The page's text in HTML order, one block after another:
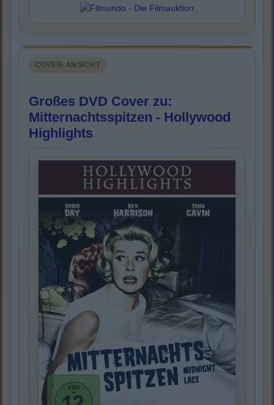
COVER-ANSICHT
Großes DVD Cover zu:
Mitternachtsspitzen - Hollywood
Highlights